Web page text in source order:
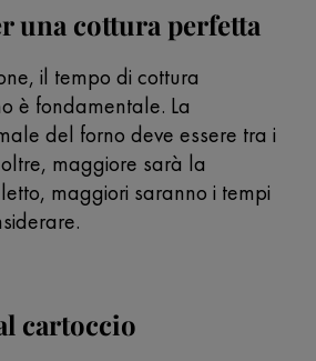
una cottura perfetta
il tempo di cottura
è fondamentale. La
del forno deve essere tra i
maggiore sarà la
maggiori saranno i tempi
cartoccio